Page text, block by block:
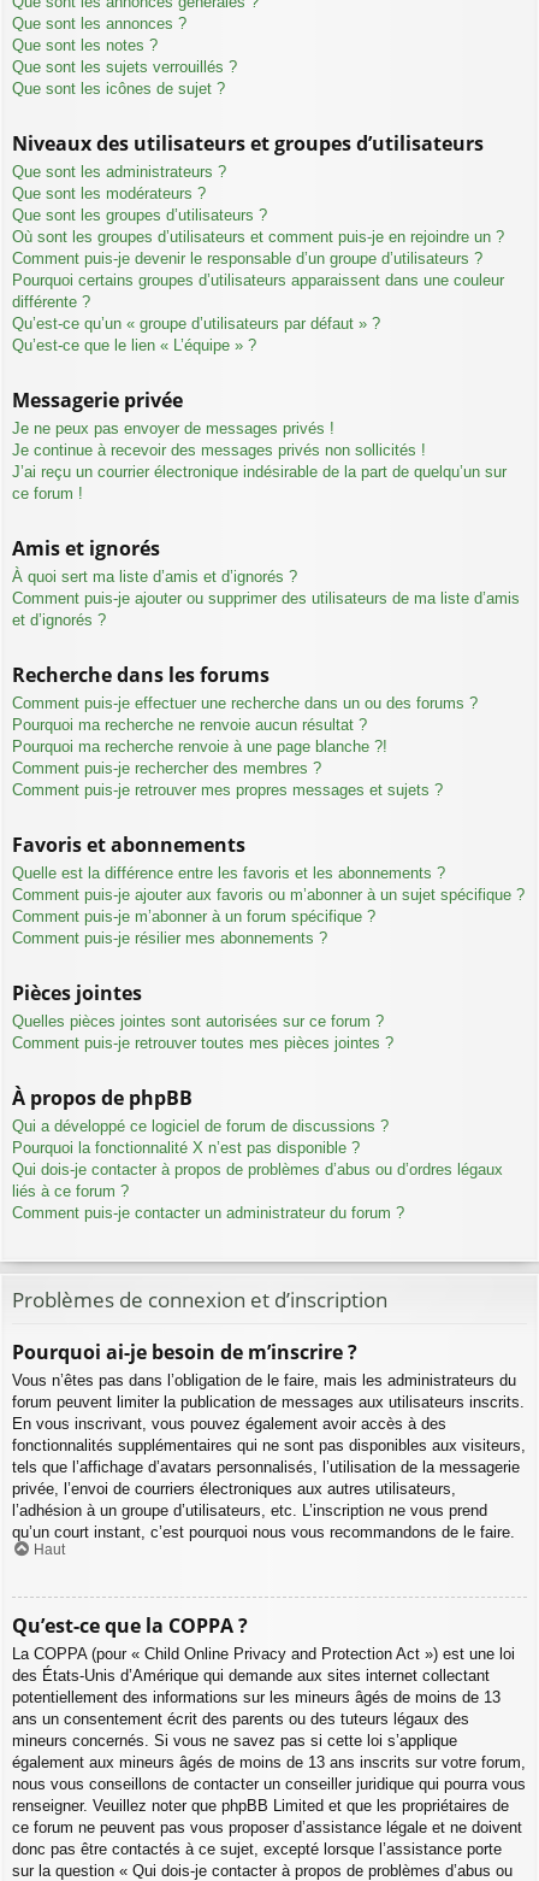
Que sont les annonces ?
Que sont les notes ?
Que sont les sujets verrouillés ?
Que sont les icônes de sujet ?
Niveaux des utilisateurs et groupes d’utilisateurs
Que sont les administrateurs ?
Que sont les modérateurs ?
Que sont les groupes d’utilisateurs ?
Où sont les groupes d’utilisateurs et comment puis-je en rejoindre un ?
Comment puis-je devenir le responsable d’un groupe d’utilisateurs ?
Pourquoi certains groupes d’utilisateurs apparaissent dans une couleur
différente ?
Qu’est-ce qu’un « groupe d’utilisateurs par défaut » ?
Qu’est-ce que le lien « L’équipe » ?
Messagerie privée
Je ne peux pas envoyer de messages privés !
Je continue à recevoir des messages privés non sollicités !
J’ai reçu un courrier électronique indésirable de la part de quelqu’un sur
ce forum !
Amis et ignorés
À quoi sert ma liste d’amis et d’ignorés ?
Comment puis-je ajouter ou supprimer des utilisateurs de ma liste d’amis
et d’ignorés ?
Recherche dans les forums
Comment puis-je effectuer une recherche dans un ou des forums ?
Pourquoi ma recherche ne renvoie aucun résultat ?
Pourquoi ma recherche renvoie à une page blanche ?!
Comment puis-je rechercher des membres ?
Comment puis-je retrouver mes propres messages et sujets ?
Favoris et abonnements
Quelle est la différence entre les favoris et les abonnements ?
Comment puis-je ajouter aux favoris ou m’abonner à un sujet spécifique ?
Comment puis-je m’abonner à un forum spécifique ?
Comment puis-je résilier mes abonnements ?
Pièces jointes
Quelles pièces jointes sont autorisées sur ce forum ?
Comment puis-je retrouver toutes mes pièces jointes ?
À propos de phpBB
Qui a développé ce logiciel de forum de discussions ?
Pourquoi la fonctionnalité X n’est pas disponible ?
Qui dois-je contacter à propos de problèmes d’abus ou d’ordres légaux
liés à ce forum ?
Comment puis-je contacter un administrateur du forum ?
Problèmes de connexion et d’inscription
Pourquoi ai-je besoin de m’inscrire ?
Vous n’êtes pas dans l’obligation de le faire, mais les administrateurs du
forum peuvent limiter la publication de messages aux utilisateurs inscrits.
En vous inscrivant, vous pouvez également avoir accès à des
fonctionnalités supplémentaires qui ne sont pas disponibles aux visiteurs,
tels que l’affichage d’avatars personnalisés, l’utilisation de la messagerie
privée, l’envoi de courriers électroniques aux autres utilisateurs,
l’adhésion à un groupe d’utilisateurs, etc. L’inscription ne vous prend
qu’un court instant, c’est pourquoi nous vous recommandons de le faire.
Haut
Qu’est-ce que la COPPA ?
La COPPA (pour « Child Online Privacy and Protection Act ») est une loi
des États-Unis d’Amérique qui demande aux sites internet collectant
potentiellement des informations sur les mineurs âgés de moins de 13
ans un consentement écrit des parents ou des tuteurs légaux des
mineurs concernés. Si vous ne savez pas si cette loi s’applique
également aux mineurs âgés de moins de 13 ans inscrits sur votre forum,
nous vous conseillons de contacter un conseiller juridique qui pourra vous
renseigner. Veuillez noter que phpBB Limited et que les propriétaires de
ce forum ne peuvent pas vous proposer d’assistance légale et ne doivent
donc pas être contactés à ce sujet, excepté lorsque l’assistance porte
sur la question « Qui dois-je contacter à propos de problèmes d’abus ou